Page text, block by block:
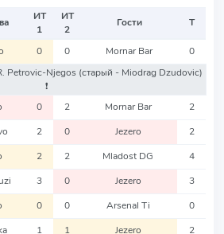
ИТ
1
ИТ
2
Гости Т
0 0 Mornar Bar
0
Petrovic-Njegos (старый - Miodrag Dzudovic)
❗️
0 2 Mornar Bar 2
2 0 Jezero 2
2 2 Mladost DG 4
3 0 Jezero 3
0 0 Arsenal Ti 0
1 1 Jezero 2